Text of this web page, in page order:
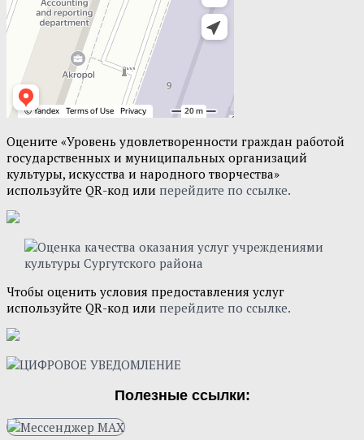
Оцените «Уровень удовлетворенности граждан работой
государственных и муниципальных организаций
культуры, искусства и народного творчества»
используйте QR-код или перейдите по ссылке.
Чтобы оценить условия предоставления услуг
используйте QR-код или перейдите по ссылке.
Полезные ссылки: